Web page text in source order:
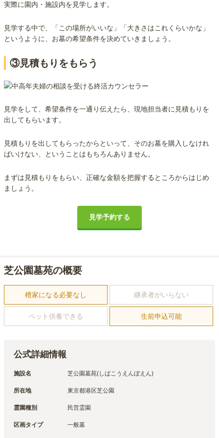
実際に園内・施設内を見学します。
見学する中で、「この場所がいいな」「大きさはこれくらいかな」
というように、お墓の希望条件を決めていきましょう。
③見積もりをもらう
見学をして、希望条件を一通り伝えたら、現地担当者に見積もりを
出してもらいます。
見積もりを出してもらったからといって、そのお墓を購入しなけれ
ばいけない、ということはもちろんありません。
まずは見積もりをもらい、正確な金額を把握するところからはじめ
ましょう。
見学予約する
芝公園墓苑の概要
檀家になる必要なし 継承者がいらない
ペット供養できる 生前申込可能
公式詳細情報
施設名 芝公園墓苑(しばこうえんぼえん)
所在地 東京都港区芝公園
霊園種別 民営霊園
区画タイプ 一般墓